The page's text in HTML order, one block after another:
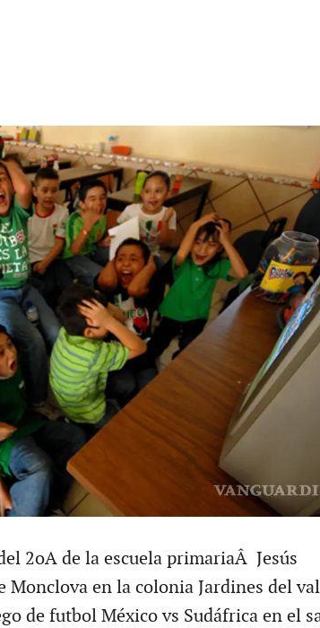
2oA de la escuela primariaÂ Jesús
Monclova en la colonia Jardines del
de futbol México vs Sudáfrica en el